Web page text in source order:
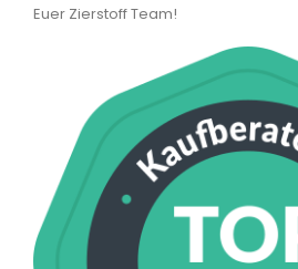
Euer Zierstoff Team!